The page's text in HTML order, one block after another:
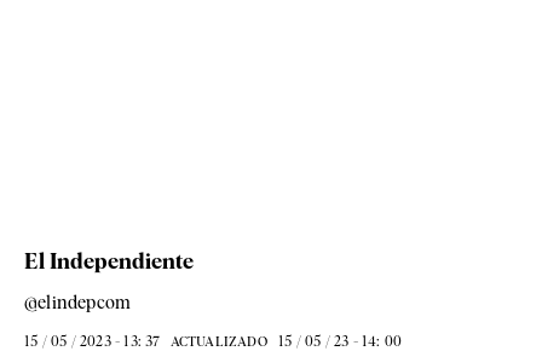
El Independiente
@elindepcom
15 / 05 / 2023 - 13: 37 ACTUALIZADO 15 / 05 / 23 - 14: 00